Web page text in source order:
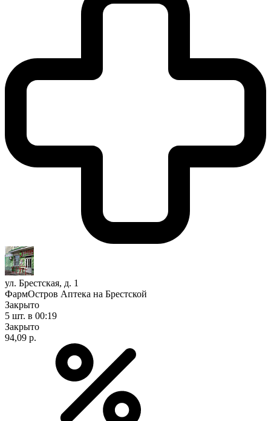
ул. Брестская, д. 1
ФармОстров Аптека на Брестской
Закрыто
5 шт. в 00:19
Закрыто
94,09 р.